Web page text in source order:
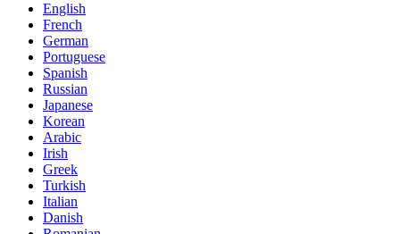
English
French
German
Portuguese
Spanish
Russian
Japanese
Korean
Arabic
Irish
Greek
Turkish
Italian
Danish